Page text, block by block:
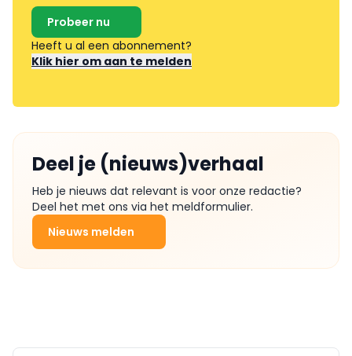
Probeer nu
Heeft u al een abonnement?
Klik hier om aan te melden
Deel je (nieuws)verhaal
Heb je nieuws dat relevant is voor onze redactie?
Deel het met ons via het meldformulier.
Nieuws melden